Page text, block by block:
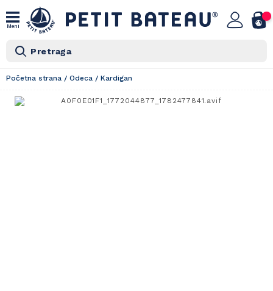
Meni
Pretraga
Početna strana / Odeca / Kardigan